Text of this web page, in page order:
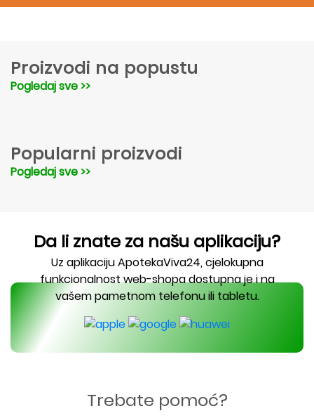
Proizvodi na popustu
Pogledaj sve >>
Popularni proizvodi
Pogledaj sve >>
Da li znate za našu aplikaciju?
Uz aplikaciju ApotekaViva24, cjelokupna
funkcionalnost web-shopa dostupna je i na
vašem pametnom telefonu ili tabletu.
Trebate pomoć?